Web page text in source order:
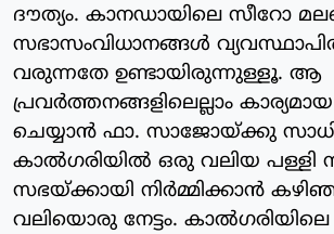
ദൗത്യം. കാനഡായിലെ സീറോ
സഭാസംവിധാനങ്ങള്‍
വരുന്നതേ ഉണ്ടായിരുന്നുള്ളൂ. ആ
പ്രവര്‍ത്തനങ്ങളിലെല്ലാം
ചെയ്യാന്‍ ഫാ. സാജോയ്ക്കു
കാല്‍ഗരിയില്‍ ഒരു വലിയ പള്ളി
സഭയ്ക്കായി നിര്‍മ്മിക്കാന്‍
വലിയൊരു നേട്ടം.